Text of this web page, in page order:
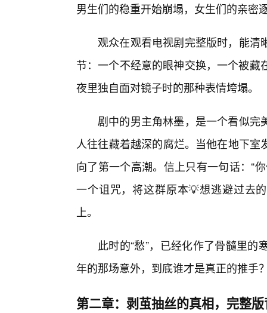
男生们的稳重开始崩塌，女生们的亲密
观众在观看电视剧完整版时，能
节：一个不经意的眼神交换，一个被
夜里独自面对镜子时的那种表情垮塌。
剧中的男主角林墨，是一个看似
人往往藏着越深的腐烂。当他在地下
向了第一个高潮。信上只有一句话：“
一个诅咒，将这群原本💡想逃避过去
上。
此时的“愁”，已经化作了骨髓里
年的那场意外，到底谁才是真正的推手
第二章：剥茧抽丝的真相，完整